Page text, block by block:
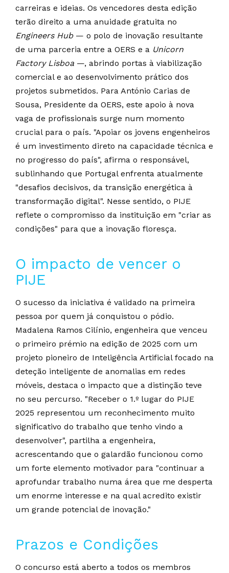
carreiras e ideias. Os vencedores desta edição
terão direito a uma anuidade gratuita no
Engineers Hub— o polo de inovação resultante
de uma parceria entre a OERS e a Unicorn
Factory Lisboa —, abrindo portas à viabilização
comercial e ao desenvolvimento prático dos
projetos submetidos. Para António Carias de
Sousa, Presidente da OERS, este apoio à nova
vaga de profissionais surge num momento
crucial para o país. "Apoiar os jovens engenheiros
é um investimento direto na capacidade técnica e
no progresso do país", afirma o responsável,
sublinhando que Portugal enfrenta atualmente
"desafios decisivos, da transição energética à
transformação digital". Nesse sentido, o PIJE
reflete o compromisso da instituição em "criar as
condições" para que a inovação floresça.
O impacto de vencer o
PIJE
O sucesso da iniciativa é validado na primeira
pessoa por quem já conquistou o pódio.
Madalena Ramos Cilínio, engenheira que venceu
o primeiro prémio na edição de 2025 com um
projeto pioneiro de Inteligência Artificial focado na
deteção inteligente de anomalias em redes
móveis, destaca o impacto que a distinção teve
no seu percurso. "Receber o 1.º lugar do PIJE
2025 representou um reconhecimento muito
significativo do trabalho que tenho vindo a
desenvolver", partilha a engenheira,
acrescentando que o galardão funcionou como
um forte elemento motivador para "continuar a
aprofundar trabalho numa área que me desperta
um enorme interesse e na qual acredito existir
um grande potencial de inovação."
Prazos e Condições
O concurso está aberto a todos os membros